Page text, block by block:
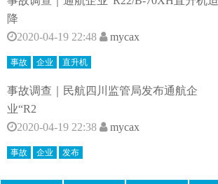
降
2020-04-19 22:48
mycax
事故 企业 直升机
事故调查｜民航四川监管局发布通航企
业“R2
2020-04-19 22:38
mycax
事故 企业 发布